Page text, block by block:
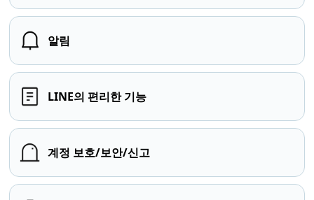
알림
LINE의 편리한 기능
계정 보호/보안/신고